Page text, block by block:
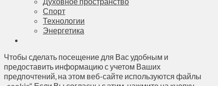
Спорт
Технологии
Энергетика
Чтобы сделать посещение для Вас удобным и
предоставить информацию с учетом Ваших
предпочтений, на этом веб-сайте используются файлы